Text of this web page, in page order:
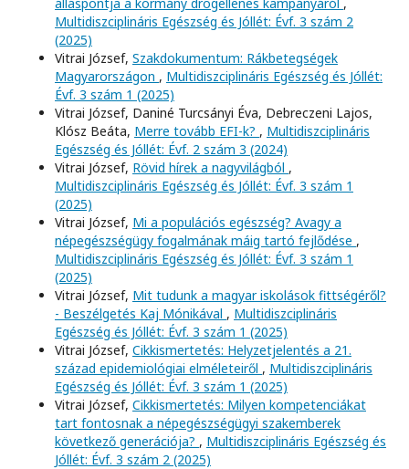
Multidiszciplináris Egészség és Jóllét: Évf. 3 szám 2
(2025)
Vitrai József, Szakdokumentum: Rákbetegségek
Magyarországon , Multidiszciplináris Egészség és Jóllét:
Évf. 3 szám 1 (2025)
Vitrai József, Daniné Turcsányi Éva, Debreczeni Lajos,
Klósz Beáta, Merre tovább EFI-k? , Multidiszciplináris
Egészség és Jóllét: Évf. 2 szám 3 (2024)
Vitrai József, Rövid hírek a nagyvilágból ,
Multidiszciplináris Egészség és Jóllét: Évf. 3 szám 1
(2025)
Vitrai József, Mi a populációs egészség? Avagy a
népegészségügy fogalmának máig tartó fejlődése ,
Multidiszciplináris Egészség és Jóllét: Évf. 3 szám 1
(2025)
Vitrai József, Mit tudunk a magyar iskolások fittségéről?
- Beszélgetés Kaj Mónikával , Multidiszciplináris
Egészség és Jóllét: Évf. 3 szám 1 (2025)
Vitrai József, Cikkismertetés: Helyzetjelentés a 21.
század epidemiológiai elméleteiről , Multidiszciplináris
Egészség és Jóllét: Évf. 3 szám 1 (2025)
Vitrai József, Cikkismertetés: Milyen kompetenciákat
tart fontosnak a népegészségügyi szakemberek
következő generációja? , Multidiszciplináris Egészség és
Jóllét: Évf. 3 szám 2 (2025)